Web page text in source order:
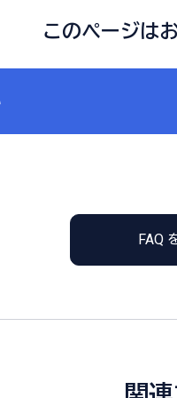
このページは
FAQ